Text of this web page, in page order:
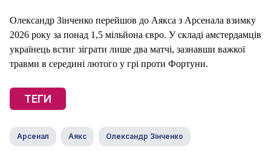
Олександр Зінченко перейшов до Аякса з Арсенала взимку
2026 року за понад 1,5 мільйона євро. У складі амстердамців
українець встиг зіграти лише два матчі, зазнавши важкої
травми в середині лютого у грі проти Фортуни.
ТЕГИ
Арсенал Аякс Олександр Зінченко